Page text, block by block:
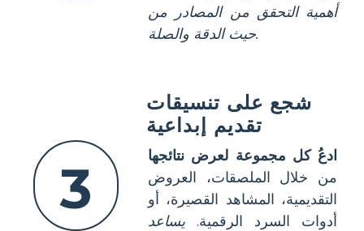
أهمية التحقق من المصادر من
حيث الدقة والصلة.
3
شجع على تنسيقات
تقديم إبداعية
ادعُ كل مجموعة لعرض نتائجها
من خلال الملصقات، العروض
التقديمية، المشاهد القصيرة، أو
أدوات السرد الرقمية. يساعد